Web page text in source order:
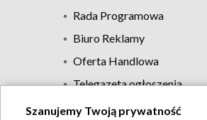
Rada Programowa
Biuro Reklamy
Oferta Handlowa
Telegazeta ogłoszenia
Szanujemy Twoją prywatność